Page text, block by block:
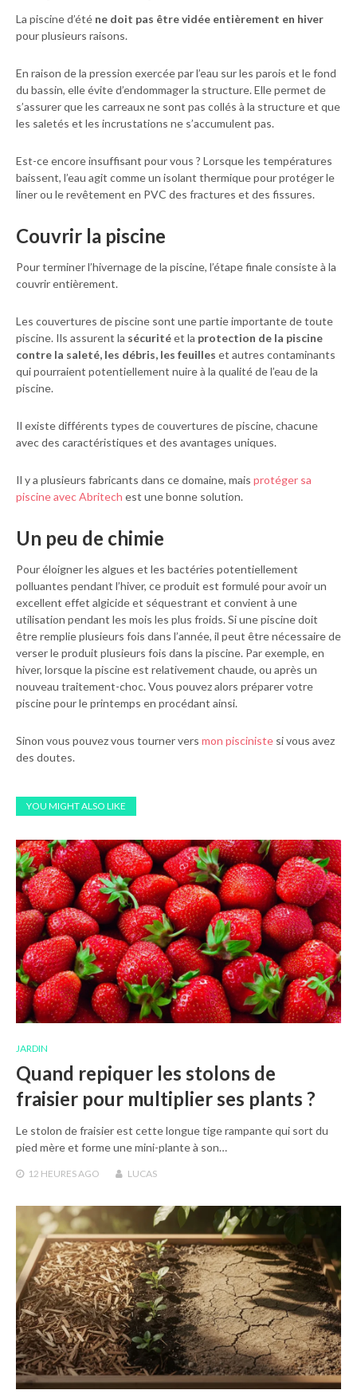
La piscine d’été ne doit pas être vidée entièrement en hiver
pour plusieurs raisons.
En raison de la pression exercée par l’eau sur les parois et le fond
du bassin, elle évite d’endommager la structure. Elle permet de
s’assurer que les carreaux ne sont pas collés à la structure et que
les saletés et les incrustations ne s’accumulent pas.
Est-ce encore insuffisant pour vous ? Lorsque les températures
baissent, l’eau agit comme un isolant thermique pour protéger le
liner ou le revêtement en PVC des fractures et des fissures.
Couvrir la piscine
Pour terminer l’hivernage de la piscine, l’étape finale consiste à la
couvrir entièrement.
Les couvertures de piscine sont une partie importante de toute
piscine. Ils assurent la sécuritéet la protection de la piscine
contre la saleté, les débris, les feuilles et autres contaminants
qui pourraient potentiellement nuire à la qualité de l’eau de la
piscine.
Il existe différents types de couvertures de piscine, chacune
avec des caractéristiques et des avantages uniques.
Il y a plusieurs fabricants dans ce domaine, mais protéger sa
piscine avec Abritech est une bonne solution.
Un peu de chimie
Pour éloigner les algues et les bactéries potentiellement
polluantes pendant l’hiver, ce produit est formulé pour avoir un
excellent effet algicide et séquestrant et convient à une
utilisation pendant les mois les plus froids. Si une piscine doit
être remplie plusieurs fois dans l’année, il peut être nécessaire de
verser le produit plusieurs fois dans la piscine. Par exemple, en
hiver, lorsque la piscine est relativement chaude, ou après un
nouveau traitement-choc. Vous pouvez alors préparer votre
piscine pour le printemps en procédant ainsi.
Sinon vous pouvez vous tourner vers mon pisciniste si vous avez
des doutes.
YOU MIGHT ALSO LIKE
JARDIN
Quand repiquer les stolons de
fraisier pour multiplier ses plants ?
Le stolon de fraisier est cette longue tige rampante qui sort du
pied mère et forme une mini-plante à son…
12 HEURES AGO LUCAS